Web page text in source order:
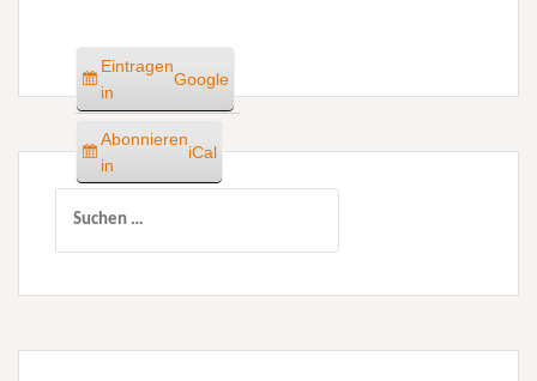
Eintragen
in
Google
Abonnieren
in
iCal